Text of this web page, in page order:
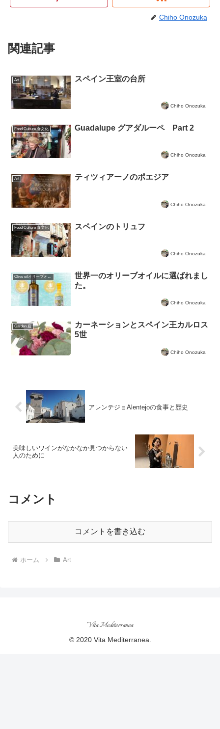
Chiho Onozuka
関連記事
Art スペイン王室の台所
Chiho Onozuka
Food Culture 食文化 Guadalupe グアダルーペ Part 2
Chiho Onozuka
Art ティツィアーノのポエジア
Chiho Onozuka
Food Culture 食文化 スペインのトリュフ
Chiho Onozuka
Olive oilオリーブオイルについて
世界一のオリーブオイルに選ばれまし
た。
Chiho Onozuka
Garden 庭
カーネーションとスペイン王カルロス
5世
Chiho Onozuka
アレンテジョAlentejoの食事と歴史
美味しいワインがなかなか見つからない
人のために
コメント
コメントを書き込む
ホーム Art
Vita Mediterranea
© 2020 Vita Mediterranea.